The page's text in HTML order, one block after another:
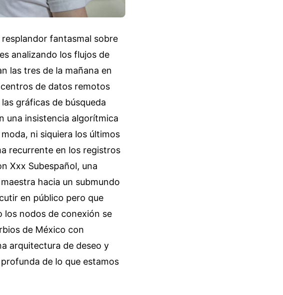
fantasmal sobre
analizando los flujos de
las tres de la mañana en
de datos remotos
gráficas de búsqueda
una insistencia algorítmica
ni siquiera los últimos
recurrente en los registros
Xxx Subespañol, una
hacia un submundo
en público pero que
los nodos de conexión se
de México con
arquitectura de deseo y
de lo que estamos